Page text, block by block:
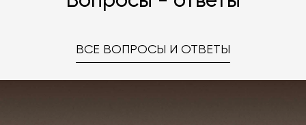
ВСЕ ВОПРОСЫ И ОТВЕТЫ